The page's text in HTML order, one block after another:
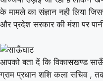
के मामले का संज्ञान नही लिया
और प्रदेश सरकार की मंशा पर
आपको बता दें कि विकासखण्ड
ग्राम प्रधान शशि कला सचिव ,